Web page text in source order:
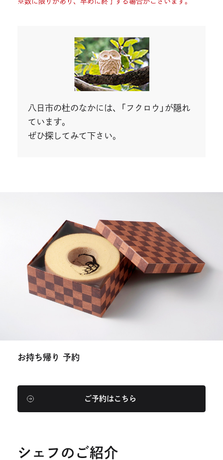
八日市の杜のなかには、「フクロウ」が隠れ
ています。
ぜひ探してみて下さい。
お持ち帰り 予約
外
部
を
ご予約はこちら
シェフのご紹介